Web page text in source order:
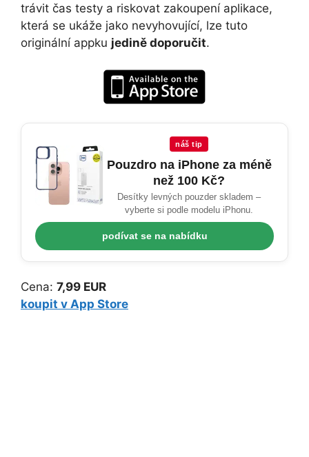
trávit čas testy a riskovat zakoupení aplikace,
která se ukáže jako nevyhovující, lze tuto
originální appku jedině doporučit.
náš tip
Pouzdro na iPhone za méně
než 100 Kč?
Desítky levných pouzder skladem –
vyberte si podle modelu iPhonu.
podívat se na nabídku
Cena: 7,99 EUR
koupit v App Store